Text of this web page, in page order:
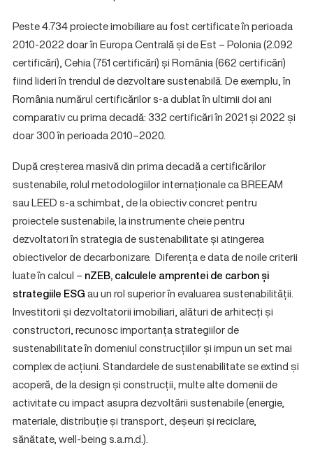
Peste 4.734 proiecte imobiliare au fost certificate în perioada
2010-2022 doar în Europa Centrală și de Est – Polonia (2.092
certificări), Cehia (751 certificări) și România (662 certificări)
fiind lideri în trendul de dezvoltare sustenabilă. De exemplu, în
România numărul certificărilor s-a dublat în ultimii doi ani
comparativ cu prima decadă: 332 certificări în 2021 și 2022 și
doar 300 în perioada 2010–2020.
După creșterea masivă din prima decadă a certificărilor
sustenabile, rolul metodologiilor internaționale ca BREEAM
sau LEED s-a schimbat, de la obiectiv concret pentru
proiectele sustenabile, la instrumente cheie pentru
dezvoltatori în strategia de sustenabilitate și atingerea
obiectivelor de decarbonizare. Diferența e data de noile criterii
luate în calcul – nZEB, calculele amprentei de carbon și
strategiile ESGau un rol superior în evaluarea sustenabilității.
Investitorii și dezvoltatorii imobiliari, alături de arhitecți și
constructori, recunosc importanța strategiilor de
sustenabilitate în domeniul construcțiilor și impun un set mai
complex de acțiuni. Standardele de sustenabilitate se extind și
acoperă, de la design și construcții, multe alte domenii de
activitate cu impact asupra dezvoltării sustenabile (energie,
materiale, distribuție și transport, deșeuri și reciclare,
sănătate, well-being s.a.m.d.).